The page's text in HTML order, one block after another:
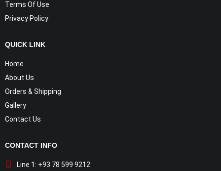
Terms Of Use
Privacy Policy
QUICK LINK
Home
About Us
Orders & Shipping
Gallery
Contact Us
CONTACT INFO
Line 1: +93 78 599 9212